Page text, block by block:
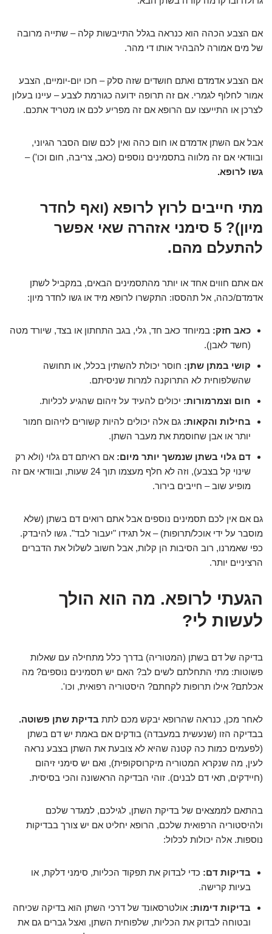
אם הצבע הכהה הוא כנראה בגלל התייבשות קלה – שתייה מרובה
של מים אמורה להבהיר אותו די מהר.
אם הצבע אדמדם ואתם חושדים שזה סלק – חכו יום-יומיים, הצבע
אמור לחלוף לגמרי. אם זה תרופה ידועה כגורמת לצבע – עיינו בעלון
לצרכן או התייעצו עם הרופא אם זה מפריע לכם או מטריד אתכם.
אבל אם השתן אדמדם או חום כהה ואין לכם שום הסבר הגיוני,
ובוודאי אם זה מלווה בתסמינים נוספים (כאב, צריבה, חום וכו') –
גשו לרופא.
מתי חייבים לרוץ לרופא (ואף לחדר
מיון)? 5 סימני אזהרה שאי אפשר
להתעלם מהם.
אם אתם חווים אחד או יותר מהתסמינים הבאים, במקביל לשתן
אדמדם/כהה, אל תהססו: התקשרו לרופא מיד או גשו לחדר מיון:
כאב חזק: במיוחד כאב חד, גלי, בגב התחתון או בצד, שיורד מטה
(חשד לאבן).
קושי במתן שתן: חוסר יכולת להשתין בכלל, או תחושה
שהשלפוחית לא התרוקנה למרות שניסיתם.
חום וצמרמורות: יכולים להעיד על זיהום שהגיע לכליות.
בחילות והקאות: גם אלה יכולים להיות קשורים לזיהום חמור
יותר או אבן שחוסמת את מעבר השתן.
דם גלוי בשתן שנמשך יותר מיום: אם ראיתם דם גלוי (ולא רק
שינוי קל בצבע), וזה לא חלף מעצמו תוך 24 שעות, ובוודאי אם זה
מופיע שוב – חייבים בירור.
גם אם אין לכם תסמינים נוספים אבל אתם רואים דם בשתן (שלא
מוסבר על ידי אוכל/תרופות) – אל תגידו "יעבור לבד". גשו להיבדק.
כפי שאמרנו, רוב הסיבות הן קלות, אבל חשוב לשלול את הדברים
הרציניים יותר.
הגעתי לרופא. מה הוא הולך
לעשות לי?
בדיקה של דם בשתן (המטוריה) בדרך כלל מתחילה עם שאלות
פשוטות: מתי התחלתם לשים לב? האם יש תסמינים נוספים? מה
אכלתם? אילו תרופות לקחתם? היסטוריה רפואית, וכו'.
לאחר מכן, כנראה שהרופא יבקש מכם לתת בדיקת שתן פשוטה.
בבדיקה הזו (שנעשית במעבדה) בודקים אם באמת יש דם בשתן
(לפעמים כמות כה קטנה שהיא לא צובעת את השתן בצבע נראה
לעין, מה שנקרא המטוריה מיקרוסקופית), ואם יש סימני זיהום
(חיידקים, תאי דם לבנים). זוהי הבדיקה הראשונה והכי בסיסית.
בהתאם לממצאים של בדיקת השתן, לגילכם, למגדר שלכם
ולהיסטוריה הרפואית שלכם, הרופא יחליט אם יש צורך בבדיקות
נוספות. אלה יכולות לכלול:
בדיקות דם: כדי לבדוק את תפקוד הכליות, סימני דלקת, או
בעיות קרישה.
בדיקות דימות: אולטרסאונד של דרכי השתן הוא בדיקה שכיחה
ובטוחה לבדוק את הכליות, שלפוחית השתן, ואצל גברים גם את